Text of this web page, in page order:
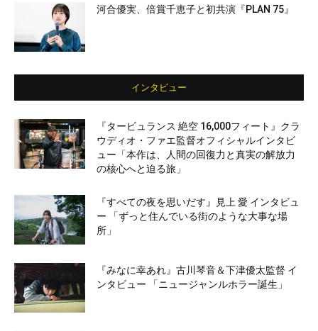
河合優実、倍賞千恵子と初共演『PLAN 75』
インタビュー
『タービュランス 絶空 16,000フィート』クラ
ウディオ・ファエ監督オフィシャルインタビ
ュー「本作は、人間の回復力と真実の解放力
の核心へと迫る旅」
『すべての夜を思いだす』見上 愛 インタビュ
ー 「ずっと住んでいる街のような大事な場
所」
『みなに幸あれ』古川琴音＆下津優太監督 イ
ンタビュー 「ニュージャンルホラー誕生」